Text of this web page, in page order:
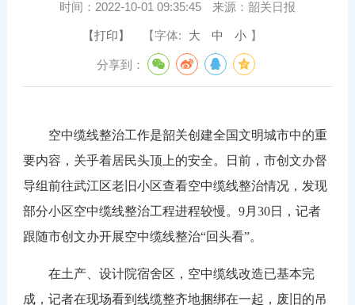
时间： 2022-10-01 09:35:45 来源： 韶关日报
【打印】 【字体: 大 中 小 】
分享到：
空中缆线整治工作是韶关创建全国文明城市中的重
要内容，关乎着居民头顶上的安全。日前，市创文办督
导组前往武江区老旧小区查看空中缆线整治情况，发现
部分小区空中缆线整治工程进程较慢。9月30日，记者
跟随市创文办开展空中缆线整治“回头看”。
在土产、设计院宿舍区，空中缆线改造已基本完
成，记者在现场看到线缆整齐地捆绑在一起，废旧的吊